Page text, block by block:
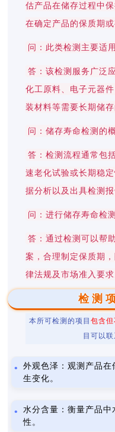
估产品在储存过程中
在确定产品的保质期或
问：此类检测主要适
答：该检测服务广泛
化工原料、电子元器
装材料等需要长期储存
问：储存寿命检测的
答：检测流程通常包
速老化试验或长期稳
据分析以及出具检测报
问：进行储存寿命检
答：通过检测可以帮
案，合理制定保质期
律法规及市场准入要求
检测
本所可检测的项目 包含
目可以
外观色泽：观测产品
生变化。
水分含量：衡量产品
性。